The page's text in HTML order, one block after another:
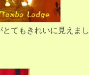
てもきれいに見えまし